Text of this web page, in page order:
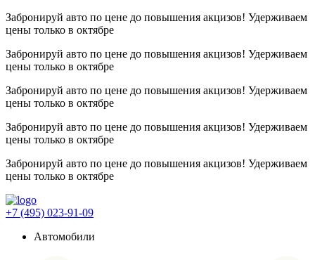
Забронируй авто по цене до повышения акцизов! Удерживаем
цены только в октябре
Забронируй авто по цене до повышения акцизов! Удерживаем
цены только в октябре
Забронируй авто по цене до повышения акцизов! Удерживаем
цены только в октябре
Забронируй авто по цене до повышения акцизов! Удерживаем
цены только в октябре
Забронируй авто по цене до повышения акцизов! Удерживаем
цены только в октябре
+7 (495) 023-91-09
Автомобили